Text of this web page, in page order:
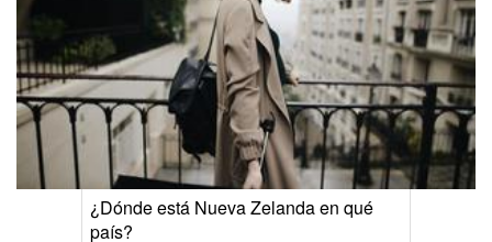
¿Dónde está Nueva Zelanda en qué
país?